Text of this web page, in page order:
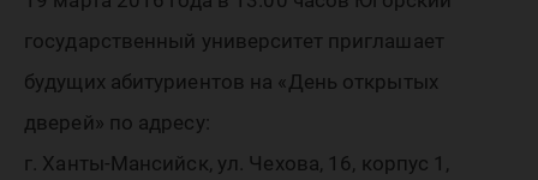
ЮГУ
государственный университет приглашает
будущих абитуриентов на «День открытых
дверей» по адресу:
г. Ханты-Мансийск, ул. Чехова, 16, корпус 1,